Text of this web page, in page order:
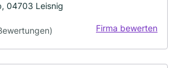
04703 Leisnig
Firma bewerten